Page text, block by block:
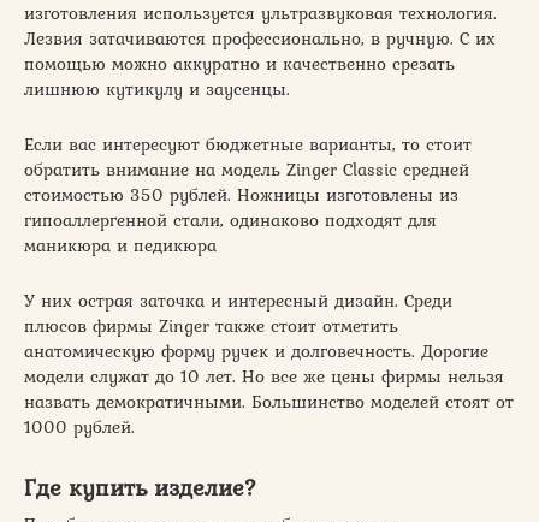
изготовления используется ультразвуковая технология.
Лезвия затачиваются профессионально, в ручную. С их
помощью можно аккуратно и качественно срезать
лишнюю кутикулу и заусенцы.
Если вас интересуют бюджетные варианты, то стоит
обратить внимание на модель Zinger Classic средней
стоимостью 350 рублей. Ножницы изготовлены из
гипоаллергенной стали, одинаково подходят для
маникюра и педикюра
У них острая заточка и интересный дизайн. Среди
плюсов фирмы Zinger также стоит отметить
анатомическую форму ручек и долговечность. Дорогие
модели служат до 10 лет. Но все же цены фирмы нельзя
назвать демократичными. Большинство моделей стоят от
1000 рублей.
Где купить изделие?